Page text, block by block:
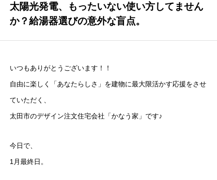
STAFF
スタッフ紹介
CONTACT
お問い合わせ
太陽光発電、もったいない使い方してません
か？給湯器選びの意外な盲点。
いつもありがとうございます！！
自由に楽しく「あなたらしさ」を建物に最大限活かす応援をさせ
ていただく、
太田市のデザイン注文住宅会社「かなう家」です♪
今日で、
1月最終日。